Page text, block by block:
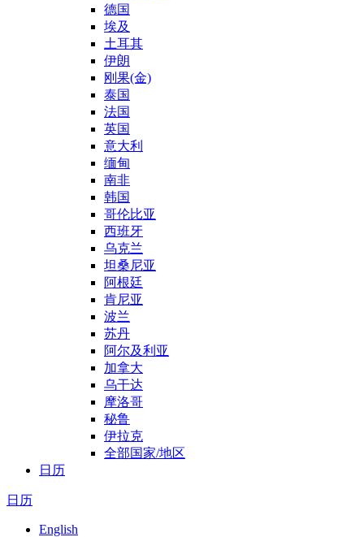
德国
埃及
土耳其
伊朗
刚果(金)
泰国
法国
英国
意大利
缅甸
南非
韩国
哥伦比亚
西班牙
乌克兰
坦桑尼亚
阿根廷
肯尼亚
波兰
苏丹
阿尔及利亚
加拿大
乌干达
摩洛哥
秘鲁
伊拉克
全部国家/地区
日历
日历
English